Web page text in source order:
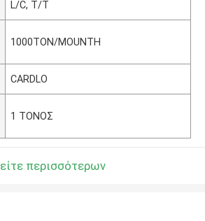
L/C, T/T
1000TON/MOUNTH
CARDLO
1 ΤΟΝΟΣ
περισσότερων